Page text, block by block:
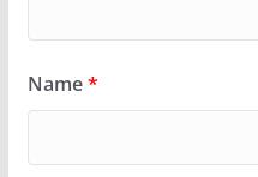
Name*